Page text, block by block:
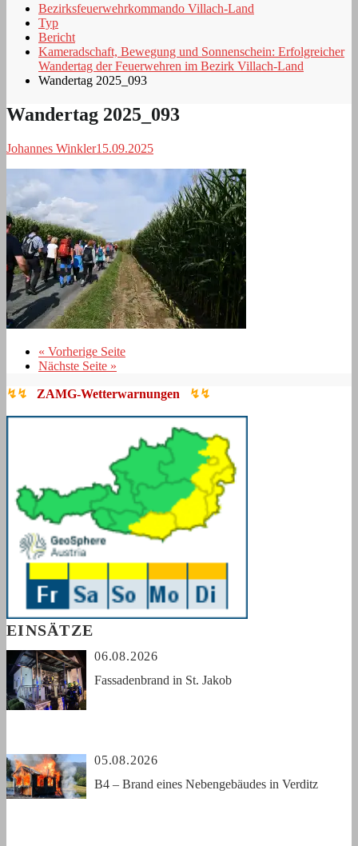
Bezirksfeuerwehrkommando Villach-Land
Typ
Bericht
Kameradschaft, Bewegung und Sonnenschein: Erfolgreicher
Wandertag der Feuerwehren im Bezirk Villach-Land
Wandertag 2025_093
Wandertag 2025_093
Johannes Winkler15.09.2025
« Vorherige Seite
Nächste Seite »
↯↯ ZAMG-Wetterwarnungen ↯↯
EINSÄTZE
06.08.2026
Fassadenbrand in St. Jakob
05.08.2026
B4 – Brand eines Nebengebäudes in Verditz